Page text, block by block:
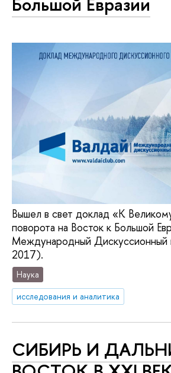
Вышел в свет доклад «К
поворота на Восток к Большой
Международный Дискуссионный
2017).
Наука
исследования и аналитика
СИБИРЬ И